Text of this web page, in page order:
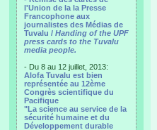
l'Union de la la Presse
Francophone aux
journalistes des Médias de
Tuvalu / Handing of the UPF
press cards to the Tuvalu
media people.
- Du 8 au 12 juillet, 2013:
Alofa Tuvalu est bien
représentée au 12ème
Congrès scientifique du
Pacifique
"La science au service de la
sécurité humaine et du
Développement durable